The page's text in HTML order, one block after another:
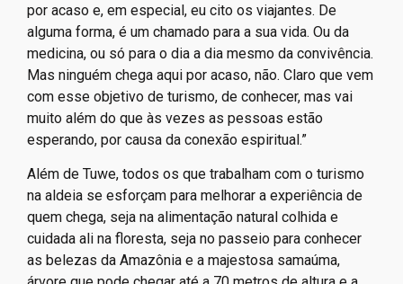
por acaso e, em especial, eu cito os viajantes. De
alguma forma, é um chamado para a sua vida. Ou da
medicina, ou só para o dia a dia mesmo da convivência.
Mas ninguém chega aqui por acaso, não. Claro que vem
com esse objetivo de turismo, de conhecer, mas vai
muito além do que às vezes as pessoas estão
esperando, por causa da conexão espiritual.”
Além de Tuwe, todos os que trabalham com o turismo
na aldeia se esforçam para melhorar a experiência de
quem chega, seja na alimentação natural colhida e
cuidada ali na floresta, seja no passeio para conhecer
as belezas da Amazônia e a majestosa samaúma,